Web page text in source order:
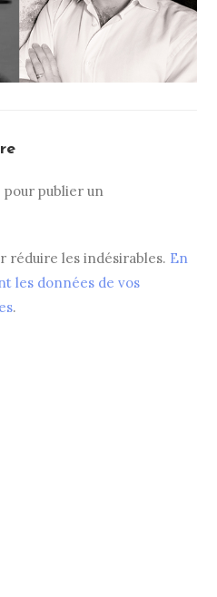
pour publier un
réduire les indésirables. En
les données de vos
.